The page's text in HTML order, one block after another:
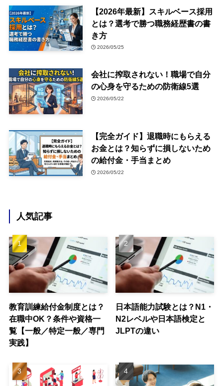
【2026年最新】スキルベース採用
とは？選考で勝つ職務経歴書の書
き方
2026/05/25
会社に搾取されない！職場で自分
の心身を守るための防衛線5選
2026/05/22
【完全ガイド】退職時にもらえる
お金とは？知らずに損しないため
の給付金・手当まとめ
2026/05/22
人気記事
教育訓練給付金制度とは？
在職中OK？条件や資格一
覧【一般／特定一般／専門
実践】
日本語能力試験とは？N1・
N2レベルや日本語検定と
JLPTの違い